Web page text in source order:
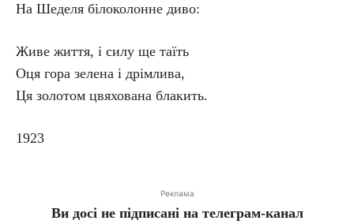
На Шеделя білоколонне диво:
Живе життя, і силу ще таїть
Оця гора зелена і дрімлива,
Ця золотом цвяхована блакить.
1923
Реклама
Ви досі не підписані на телеграм-канал